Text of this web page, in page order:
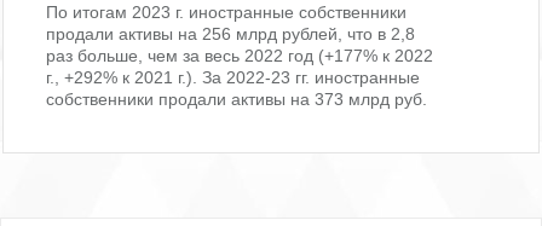
По итогам 2023 г. иностранные собственники
продали активы на 256 млрд рублей, что в 2,8
раз больше, чем за весь 2022 год (+177% к 2022
г., +292% к 2021 г.). За 2022-23 гг. иностранные
собственники продали активы на 373 млрд руб.